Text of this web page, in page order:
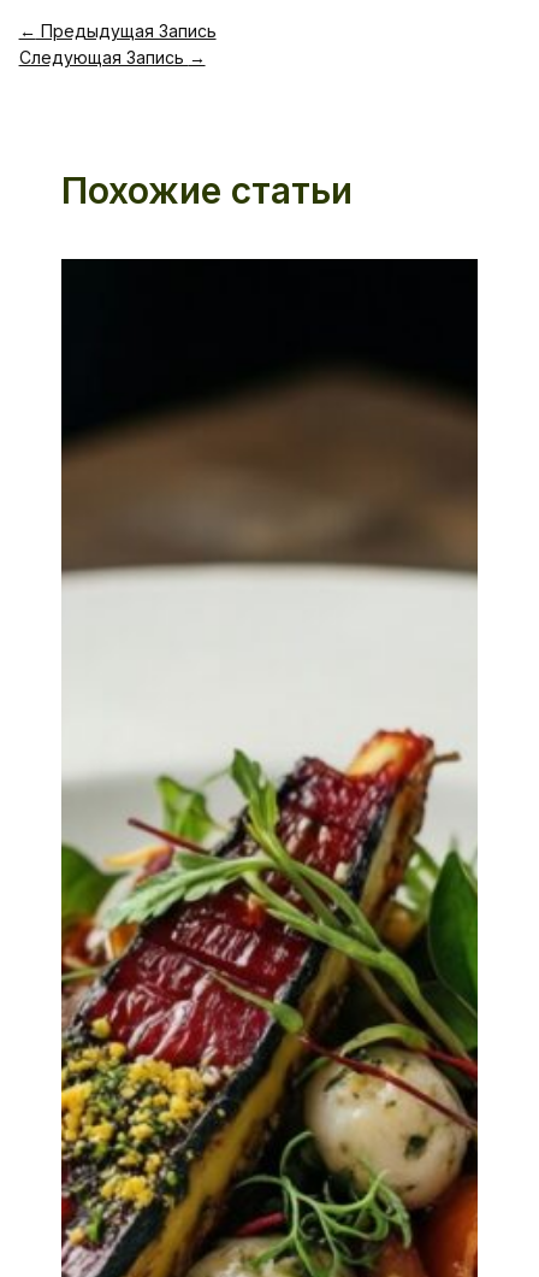
← Предыдущая Запись
Следующая Запись →
Похожие статьи